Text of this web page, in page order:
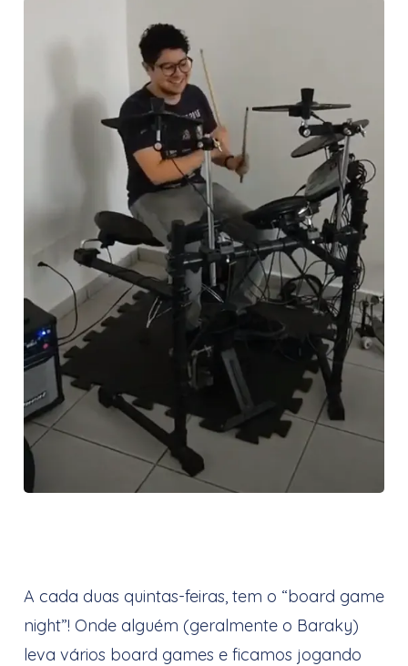
A cada duas quintas-feiras, tem o “board game
night”! Onde alguém (geralmente o Baraky)
leva vários board games e ficamos jogando